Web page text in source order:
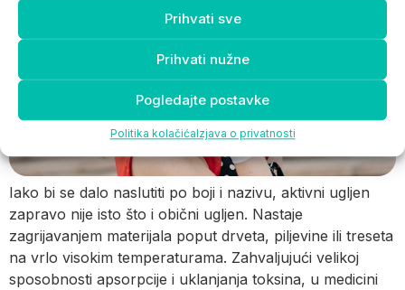
Prihvati sve
Prihvati nužne
Pogledajte postavke
Politika kolačićaIzjava o privatnosti
Iako bi se dalo naslutiti po boji i nazivu, aktivni ugljen
zapravo nije isto što i obični ugljen. Nastaje
zagrijavanjem materijala poput drveta, piljevine ili treseta
na vrlo visokim temperaturama. Zahvaljujući velikoj
sposobnosti apsorpcije i uklanjanja toksina, u medicini